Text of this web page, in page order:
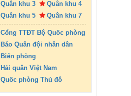
Quân khu 3
Quân khu 4
Quân khu 5
Quân khu 7
Cổng TTĐT Bộ Quốc phòng
Báo Quân đội nhân dân
Biên phòng
Hải quân Việt Nam
Quốc phòng Thủ đô